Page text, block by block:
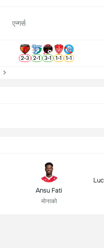
एन्गर्स
2-3 2-1 3-1 1-1 1-1
Ansu Fati
मोनाको